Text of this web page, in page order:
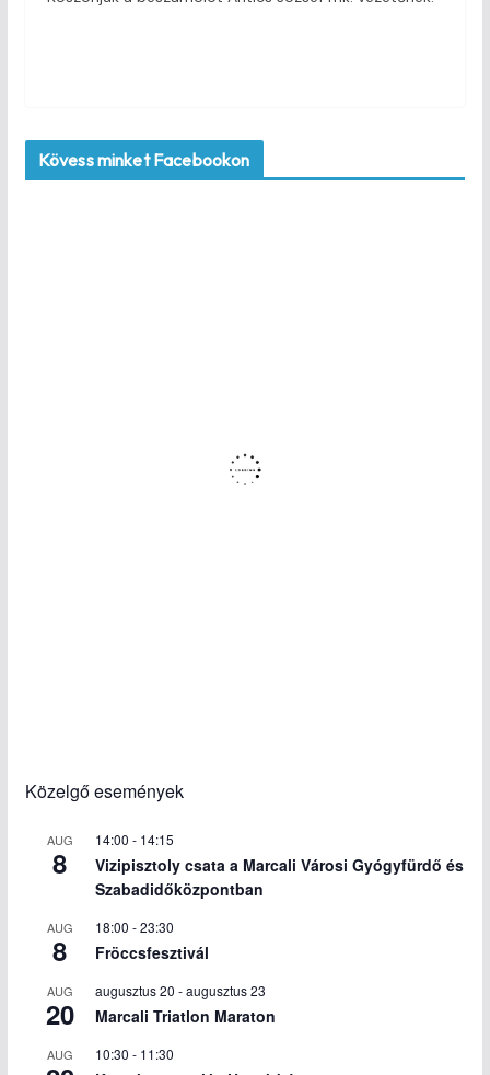
Kövess minket Facebookon
Közelgő események
AUG
8
14:00 - 14:15
Vizipisztoly csata a Marcali Városi Gyógyfürdő és
Szabadidőközpontban
AUG
8
18:00 -23:30
Fröccsfesztivál
AUG
20
augusztus 20 -augusztus 23
Marcali Triatlon Maraton
AUG 10:30 - 11:30